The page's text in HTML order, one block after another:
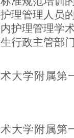
理管理人员
护理管理
行政主管部
大学附属
大学附属